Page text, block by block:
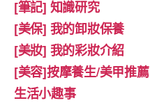
[筆記] 知識研究
[美保] 我的卸妝保養
[美妝] 我的彩妝介紹
[美容]按摩養生/美甲推薦
生活小趣事